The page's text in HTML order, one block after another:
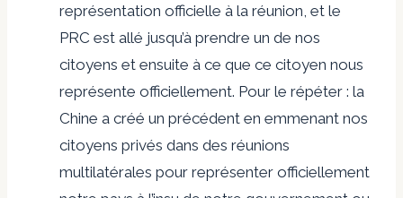
représentation officielle à la réunion, et le
PRC est allé jusqu’à prendre un de nos
citoyens et ensuite à ce que ce citoyen nous
représente officiellement. Pour le répéter : la
Chine a créé un précédent en emmenant nos
citoyens privés dans des réunions
multilatérales pour représenter officiellement